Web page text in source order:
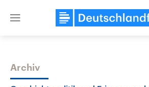
Close
Themen
Archiv